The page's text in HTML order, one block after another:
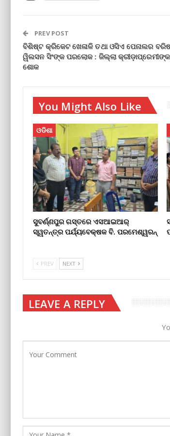
PREV POST
ବିଶିଷ୍ଟ କ୍ରିକେଟ ଖେଳାଳି ତଥା ଓସିଏ ପେନାଲର
ୱିଲସନ ସିଂଙ୍କ ପରଲୋକ : ଜିଲ୍ଲା
ଶୋକ
You Might Also Like
ଓଡିଶା
ସୁବର୍ଣ୍ଣପୁର ଗସ୍ତରେ ଏସଆଇଆର୍
ସ୍ୱତନ୍ତ୍ର ପର୍ଯ୍ୟବେକ୍ଷକ ବି. ପରମେଶ୍ୱରନ୍
PREV NEXT
LEAVE A REPLY